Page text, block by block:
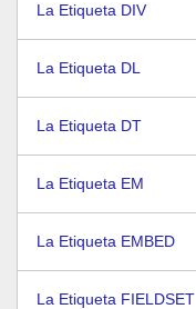
La Etiqueta DIV
La Etiqueta DL
La Etiqueta DT
La Etiqueta EM
La Etiqueta EMBED
La Etiqueta FIELDSET